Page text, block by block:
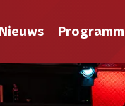
Nieuws